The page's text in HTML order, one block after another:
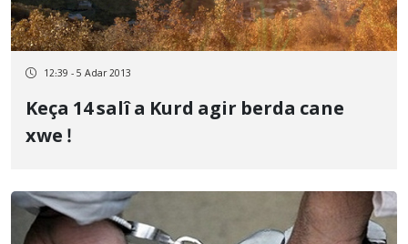
12:39 - 5 Adar 2013
Keça 14 salî a Kurd agir berda cane
xwe !